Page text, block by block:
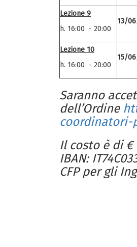
Lezione 9
h. 16:00 - 20:00
13/
Lezione 10
h. 16:00 - 20:00
15/
Saranno
dell’Ordine
coordinatori-
Ilcosto è di €
IBAN:
CFP per gli